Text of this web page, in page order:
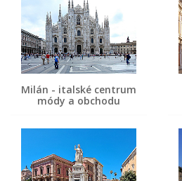
Milán - italské centrum
módy a obchodu